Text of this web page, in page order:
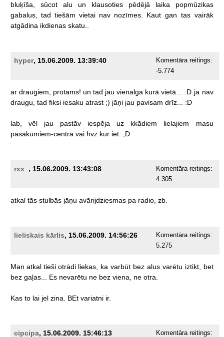
bluķīša,
sūcot alu un klausoties pēdējā laika
popmūzikas
gabalus,
tad tiešām vietai nav nozīmes. Kaut gan tas vairāk
atgādina ikdienas skatu..
hyper, 15.06.2009. 13:39:40
Komentāra reitings:
-5.774
ar draugiem, protams! un tad jau vienalga kurā vietā... :D ja nav
draugu, tad fiksi iesaku atrast ;) jāņi jau pavisam drīz... :D
lab, vēl jau pastāv iespēja uz kkādiem lielajiem
masu
pasākumiem-centrā vai hvz kur iet. ;D
rxx_ , 15.06.2009. 13:43:08
Komentāra reitings:
4.305
atkal tās stulbās jāņu avārijdziesmas pa radio, zb.
lieliskais kārlis, 15.06.2009. 14:56:26
Komentāra reitings:
5.275
Man atkal tieši otrādi liekas, ka varbūt bez alus varētu iztikt,
bet
bez gaļas... Es nevarētu ne bez viena, ne otra.
Kas to lai jel zina. BEt variatni ir.
cipcipa, 15.06.2009. 15:46:13
Komentāra reitings: